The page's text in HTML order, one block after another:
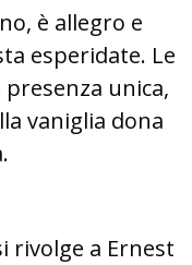
è allegro e
esperidate. Le
unica,
vaniglia dona
rivolge a Ernest